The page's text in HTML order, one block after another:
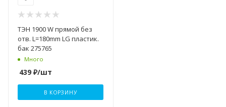
ТЭН 1900 W прямой без
отв. L=180mm LG пластик.
бак 275765
Много
439 ₽/шт
В КОРЗИНУ